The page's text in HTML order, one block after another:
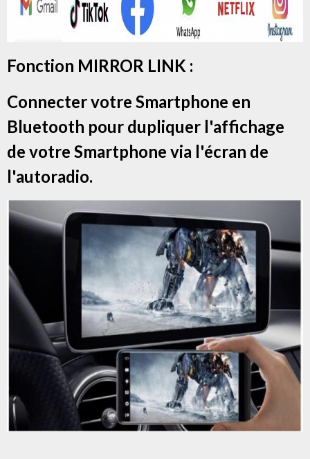
Fonction MIRROR LINK :
Connecter votre Smartphone en
Bluetooth pour dupliquer l'affichage
de votre Smartphone via l'écran de
l'autoradio.